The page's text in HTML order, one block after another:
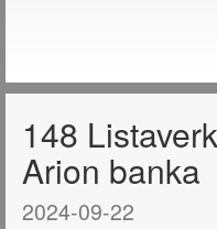
148
Arion banka
2024-09-22